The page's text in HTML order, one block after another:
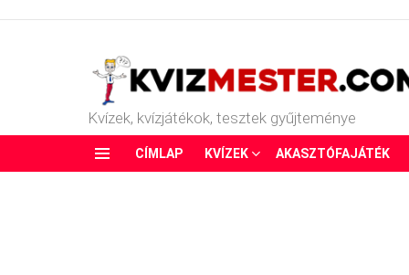
Kvízek, kvízjátékok, tesztek gyűjteménye
CÍMLAP KVÍZEK AKASZTÓFAJÁTÉK